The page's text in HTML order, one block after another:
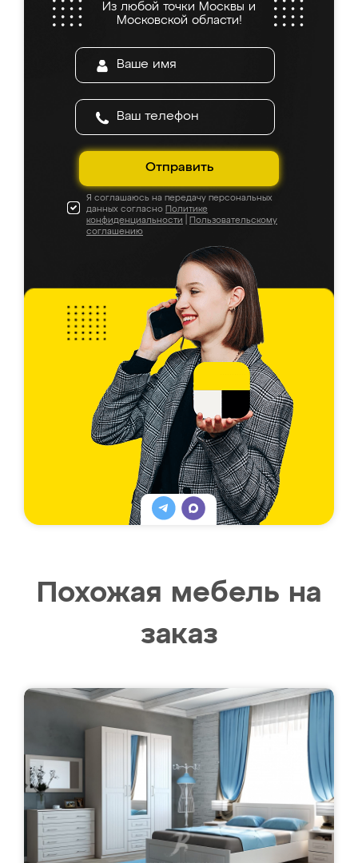
Из любой точки Москвы и
Московской области!
Отправить
Я соглашаюсь на передачу персональных
данных согласно Политике
конфиденциальности
Пользовательскому
соглашению
Похожая мебель на
заказ